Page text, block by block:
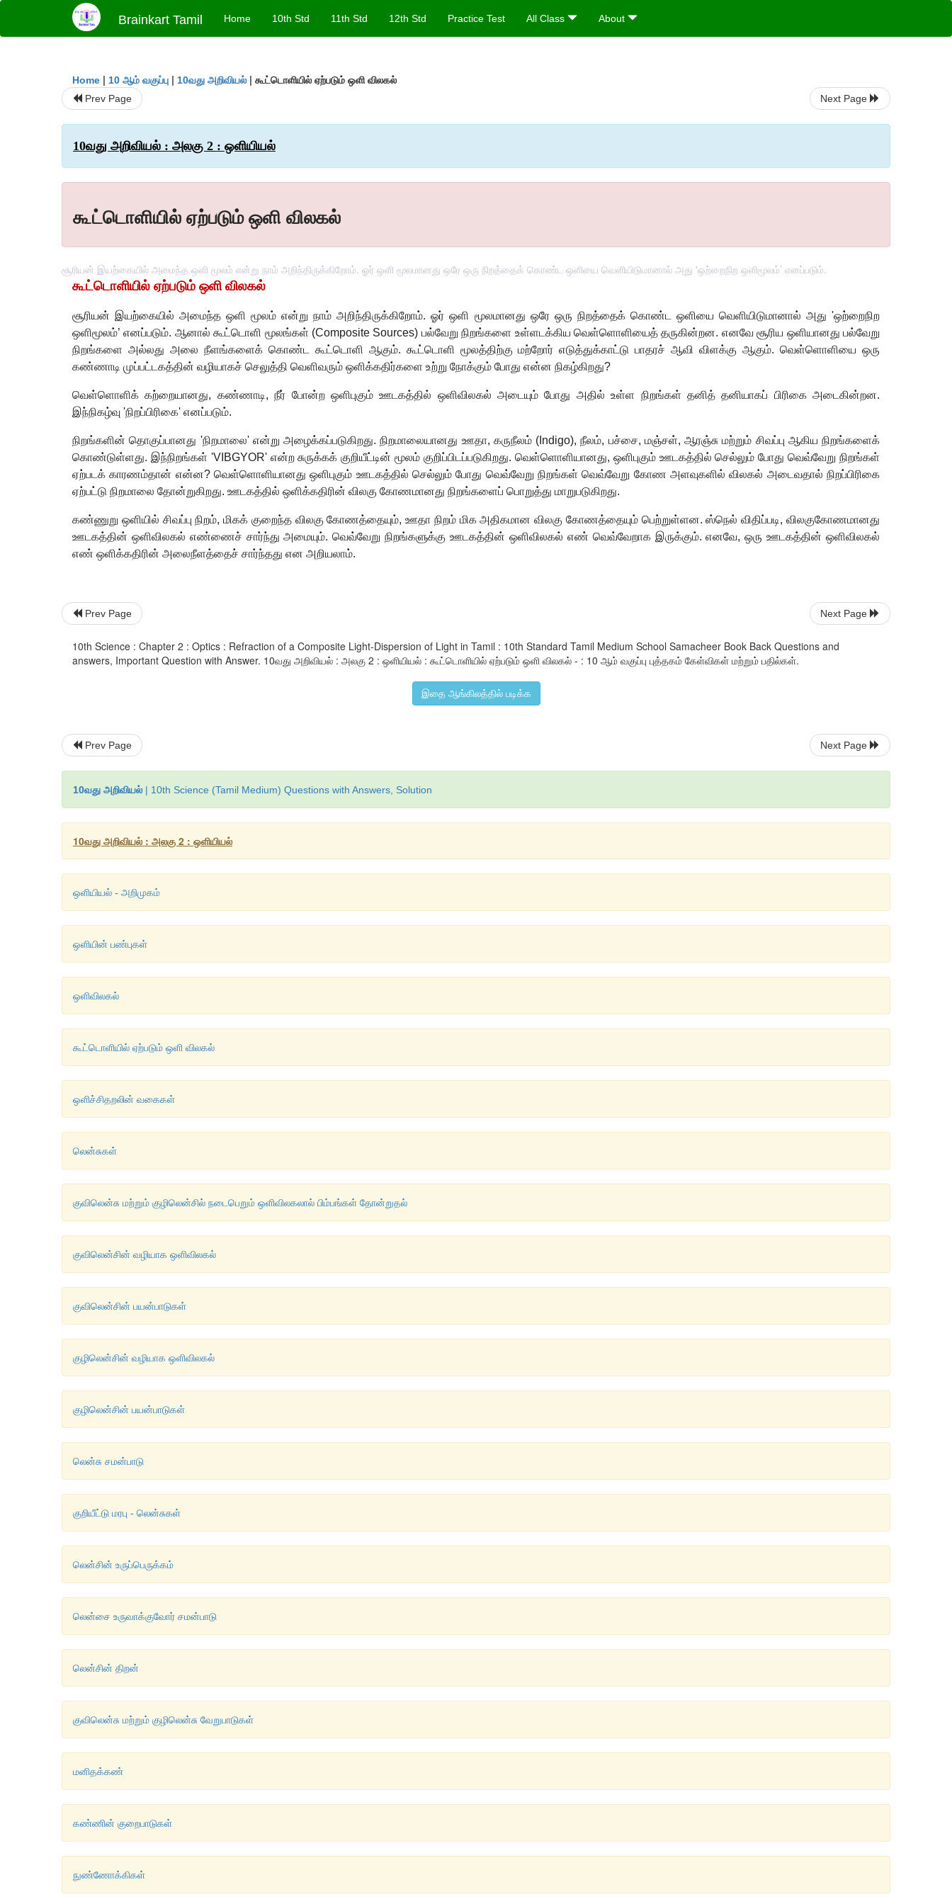
Brainkart Tamil Home 10th Std 11th Std 12th Std Practice Test All Class About
Home | 10 ஆம் வகுப்பு | 10வது அறிவியல் | கூட்டொளியில் ஏற்படும் ஒளி விலகல்
Prev Page Next Page
10வது அறிவியல் : அலகு 2 : ஒளியியல்
கூட்டொளியில் ஏற்படும் ஒளி விலகல்
சூரியன் இயற்கையில் அமைந்த ஒளி மூலம் என்று நாம் அறிந்திருக்கிறோம். ஓர் ஒளி மூலமானது ஒரே ஒரு நிறத்தைக் கொண்ட ஒளியை வெளியிடுமானால் அது 'ஒற்றைநிற ஒளிமூலம்’ எனப்படும்.
கூட்டொளியில் ஏற்படும் ஒளி விலகல்
சூரியன் இயற்கையில் அமைந்த ஒளி மூலம் என்று நாம் அறிந்திருக்கிறோம். ஓர் ஒளி மூலமானது ஒரே ஒரு நிறத்தைக் கொண்ட ஒளியை வெளியிடுமானால் அது 'ஒற்றைநிற
ஒளிமூலம்’ எனப்படும். ஆனால் கூட்டொளி மூலங்கள் (Composite Sources) பல்வேறு நிறங்களை உள்ளடக்கிய வெள்ளொளியைத் தருகின்றன. எனவே சூரிய ஒளியானது பல்வேறு
நிறங்களை அல்லது அலை நீளங்களைக் கொண்ட கூட்டொளி ஆகும். கூட்டொளி மூலத்திற்கு மற்றோர் எடுத்துக்காட்டு பாதரச் ஆவி விளக்கு ஆகும். வெள்ளொளியை ஒரு
கண்ணாடி முப்பட்டகத்தின் வழியாகச் செலுத்தி வெளிவரும் ஒளிக்கதிர்களை உற்று நோக்கும் போது என்ன நிகழ்கிறது?
வெள்ளொளிக் கற்றையானது, கண்ணாடி,நீர் போன்ற ஒளிபுகும் ஊடகத்தில் ஒளிவிலகல் அடையும் போது அதில் உள்ள நிறங்கள் தனித் தனியாகப் பிரிகை அடைகின்றன.
இந்நிகழ்வு 'நிறப்பிரிகை' எனப்படும்.
நிறங்களின் தொகுப்பானது 'நிறமாலை' என்று அழைக்கப்படுகிறது. நிறமாலையானது ஊதா, கருநீலம் ( Indigo),நீலம், பச்சை, மஞ்சள், ஆரஞ்சு மற்றும் சிவப்பு ஆகிய நிறங்களைக்
கொண்டுள்ளது. இந்நிறங்கள் 'VIBGYOR' என்ற சுருக்கக் குறியீட்டின் மூலம் குறிப்பிடப்படுகிறது. வெள்ளொளியானது, ஒளிபுகும் ஊடகத்தில் செல்லும் போது வெவ்வேறு நிறங்கள்
ஏற்படக் காரணம்தான் என்ன?வெள்ளொளியானது ஒளிபுகும் ஊடகத்தில் செல்லும் போது வெவ்வேறு நிறங்கள் வெவ்வேறு கோண அளவுகளில் விலகல் அடைவதால் நிறப்பிரிகை
ஏற்பட்டு நிறமாலை தோன்றுகிறது. ஊடகத்தில் ஒளிக்கதிரின் விலகு கோணமானது நிறங்களைப் பொறுத்து மாறுபடுகிறது.
கண்ணுறு ஒளியில் சிவப்பு நிறம்,மிகக் குறைந்த விலகு கோணத்தையும்,ஊதா நிறம் மிக அதிகமான விலகு கோணத்தையும் பெற்றுள்ளன. ஸ்நெல் விதிப்படி,விலகுகோணமானது
ஊடகத்தின் ஒளிவிலகல் எண்ணைச் சார்ந்து அமையும். வெவ்வேறு நிறங்களுக்கு ஊடகத்தின் ஒளிவிலகல் எண் வெவ்வேறாக இருக்கும். எனவே,ஒரு ஊடகத்தின் ஒளிவிலகல்
எண் ஒளிக்கதிரின் அலைநீளத்தைச் சார்ந்தது என அறியலாம்.
Prev Page Next Page
10th Science : Chapter 2 : Optics : Refraction of a Composite Light-Dispersion of Light in Tamil : 10th Standard Tamil Medium School Samacheer Book Back Questions and
answers, Important Question with Answer. 10வது அறிவியல் : அலகு 2 : ஒளியியல் : கூட்டொளியில் ஏற்படும் ஒளி விலகல் - : 10 ஆம் வகுப்பு புத்தகம் கேள்விகள் மற்றும் பதில்கள்.
இதை ஆங்கிலத்தில் படிக்க
Prev Page Next Page
10வது அறிவியல் | 10th Science (Tamil Medium) Questions with Answers, Solution
10வது அறிவியல் : அலகு 2 : ஒளியியல்
ஒளியியல் - அறிமுகம்
ஒளியின் பண்புகள்
ஒளிவிலகல்
கூட்டொளியில் ஏற்படும் ஒளி விலகல்
ஒளிச்சிதறலின் வகைகள்
லென்சுகள்
குவிலென்சு மற்றும் குழிலென்சில் நடைபெறும் ஒளிவிலகலால் பிம்பங்கள் தோன்றுதல்
குவிலென்சின் வழியாக ஒளிவிலகல்
குவிலென்சின் பயன்பாடுகள்
குழிலென்சின் வழியாக ஒளிவிலகல்
குழிலென்சின் பயன்பாடுகள்
லென்சு சமன்பாடு
குறியீட்டு மரபு - லென்சுகள்
லென்சின் உருப்பெருக்கம்
லென்சை உருவாக்குவோர் சமன்பாடு
லென்சின் திறன்
குவிலென்சு மற்றும் குழிலென்சு வேறுபாடுகள்
மனிதக்கண்
கண்ணின் குறைபாடுகள்
நுண்ணோக்கிகள்